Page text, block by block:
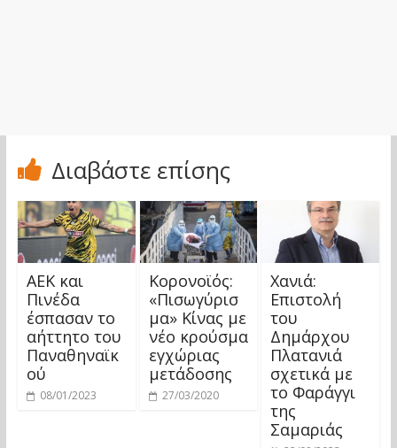
Διαβάστε επίσης
ΑΕΚ και
Πινέδα
έσπασαν το
αήττητο του
Παναθηναϊκ
ού
08/01/2023
Koρoνοϊός:
«Πισωγύρισ
μα» Κίνας με
νέο κρούσμα
εγχώριας
μετάδοσης
27/03/2020
Χανιά:
Επιστολή
του
Δημάρχου
Πλατανιά
σχετικά με
το Φαράγγι
της
Σαμαριάς